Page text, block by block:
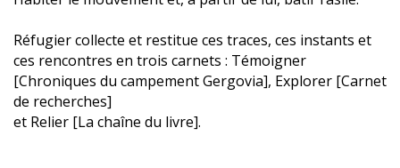
Réfugier collecte et restitue ces traces, ces instants et
ces rencontres en trois carnets : Témoigner
[Chroniques du campement Gergovia], Explorer [Carnet
de recherches]
et Relier [La chaîne du livre].